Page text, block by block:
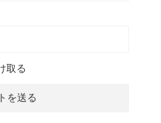
取る